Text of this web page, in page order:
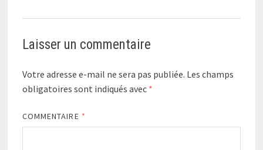
Laisser un commentaire
Votre adresse e-mail ne sera pas publiée. Les champs
obligatoires sont indiqués avec *
COMMENTAIRE *